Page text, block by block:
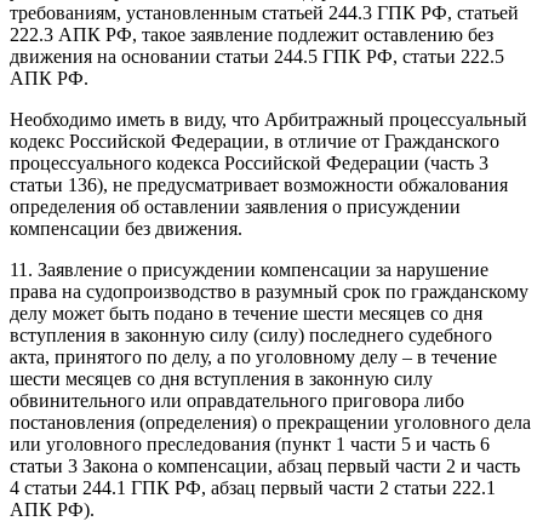
требованиям, установленным статьей 244.3 ГПК РФ, статьей
222.3 АПК РФ, такое заявление подлежит оставлению без
движения на основании статьи 244.5 ГПК РФ, статьи 222.5
АПК РФ.
Необходимо иметь в виду, что Арбитражный процессуальный
кодекс Российской Федерации, в отличие от Гражданского
процессуального кодекса Российской Федерации (часть 3
статьи 136), не предусматривает возможности обжалования
определения об оставлении заявления о присуждении
компенсации без движения.
11. Заявление о присуждении компенсации за нарушение
права на судопроизводство в разумный срок по гражданскому
делу может быть подано в течение шести месяцев со дня
вступления в законную силу (силу) последнего судебного
акта, принятого по делу, а по уголовному делу – в течение
шести месяцев со дня вступления в законную силу
обвинительного или оправдательного приговора либо
постановления (определения) о прекращении уголовного дела
или уголовного преследования (пункт 1 части 5 и часть 6
статьи 3 Закона о компенсации, абзац первый части 2 и часть
4 статьи 244.1 ГПК РФ, абзац первый части 2 статьи 222.1
АПК РФ).